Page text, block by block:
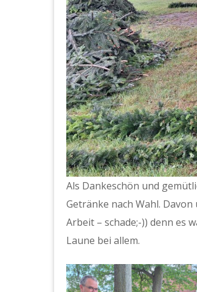
Als Dankeschön und
Getränke nach Wahl.
Arbeit – schade;-)) denn es
Laune bei allem.